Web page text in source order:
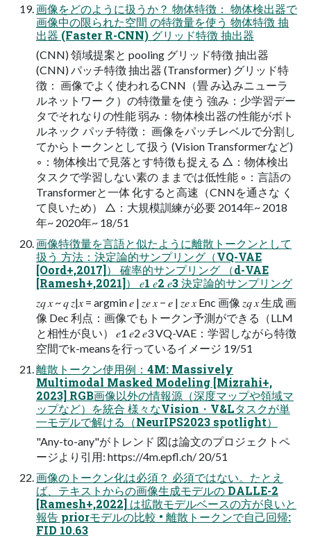
画像をどのように扱うか？ 物体特徴： 物体検出器で
画像中の限られた空間 の特徴量を使う 物体特徴 抽
出器 (Faster R-CNN) グリッド特徴 抽出器
(CNN) 領域提案と pooling グリッド特徴 抽出器
(CNN) パッチ特徴 抽出器 (Transformer) グリッド特
徴： 画像でよく使われるCNN（畳 み込みニューラ
ルネットワー ク）の特徴量を使う 強み：少学習デー
タでそれなりの性能 弱み：物体検出器の性能がボト
ルネック パッチ特徴： 画像をパッチレベルで分割し
てからトークンとして扱う (Vision Transformerなど)
◦：物体検出で見落とす特徴も捉える △：物体検出
タスクで学習しない素の ままでは低性能 ◦：言語の
Transformerと一体 化すると高速（CNNを通さな く
て良いため） △：大規模訓練が必要 2014年~ 2018
年~ 2020年~ 18/51
画像特徴量を言語と似たように離散トークンとして
扱う 方法：決定論的サンプリング（VQ-VAE
[Oord+,2017]） 確率的サンプリング （d-VAE
[Ramesh+,2021]） 𝑒1 𝑒2 𝑒3 決定論的サンプリング
𝑧𝑞 𝑥 ~ 𝑞 𝑧|𝑥 = argmin 𝑒 | 𝑧𝑒 𝑥 − 𝑒 | 𝑧𝑒 𝑥 Enc 画像 𝑧𝑞 𝑥 生成 画
像 Dec 利点：画像でもトークン予測ができる（LLM
と相性が良い） 𝑒1 𝑒2 𝑒3 VQ-VAE：学習しながら特徴
空間でk-meansを行っているイメージ 19/51
離散トークン使用例：4M: Massively
Multimodal Masked Modeling [Mizrahi+,
2023] RGB画像以外の情報源（深度マップや領域マ
ップなど）を統合 様々なVision・V&Lタスクが単
一モデルで解ける（NeurIPS2023 spotlight）
"Any-to-any"がトレンド 図は論文のプロジェクトペ
ージより引用: https://4m.epfl.ch/ 20/51
画像のトークン化は必須？ 必須ではない。たとえ
ば、テキストからの画像生成モデルの DALLE-2
[Ramesh+,2022] は拡散モデルベースの方が良いと
報告 priorモデルの比較 • 離散トークンで自己回帰:
FID 10.63